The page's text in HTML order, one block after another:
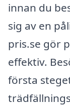
innan du
sig av en
pris.se gör
effektiv.
första